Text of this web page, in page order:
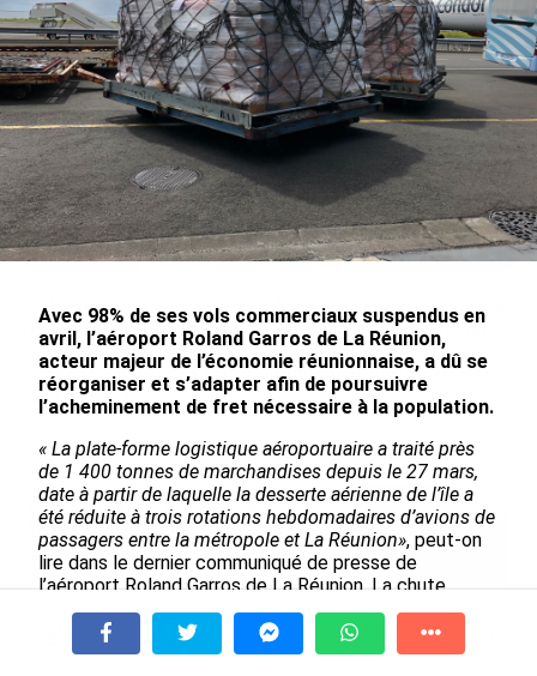
Rapport 2025 de l’Ifremer : un engagement
décisif dans les Outre-mer
le 07/08/2026
De Messi à Trump :
l’expérience internationale
du Martiniquais Benoît Etinof
au service du Karibea Sainte-
Luce en Martinique
Avec VEENI, le Guadeloupéen
Yanis Foy entend participer
au développement
touristique des Outre-mer
le 06/08/2026
Après 5 ans à la SARA aux Antilles,
Olivier Cotta prend la direction
générale de...
le 05/08/2026
En juin 2026, les prix à la
consommation diminuent à
À la une Tv Radio A Propos
Avec 98% de ses vols commerciaux suspendus en
avril, l’aéroport Roland Garros de La Réunion,
acteur majeur de l’économie réunionnaise, a dû se
réorganiser et s’adapter afin de poursuivre
l’acheminement de fret nécessaire à la population.
« La plate-forme logistique aéroportuaire a traité près
de 1 400 tonnes de marchandises depuis le 27 mars,
date à partir de laquelle la desserte aérienne de l’île a
été réduite à trois rotations hebdomadaires d’avions de
passagers entre la métropole et La Réunion», peut-on
lire dans le dernier communiqué de presse de
l’aéroport Roland Garros de La Réunion. La chute
considérable du trafic passager implique une
diminution du trafic de fret conséquente.
«Nous avons
relevé 60% de fret en moins. Ce chiffre est calculé en